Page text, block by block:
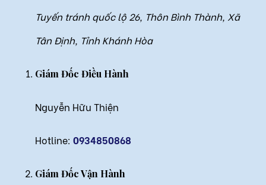
Tuyến tránh quốc lộ 26, Thôn Bình Thành, Xã
Tân Định, Tỉnh Khánh Hòa
Giám Đốc Điều Hành
Nguyễn Hữu Thiện
Hotline:0934850868
Giám Đốc Vận Hành